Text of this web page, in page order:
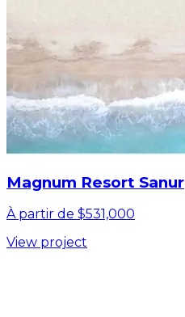
Magnum Resort Sanur
À partir de $531,000
View project